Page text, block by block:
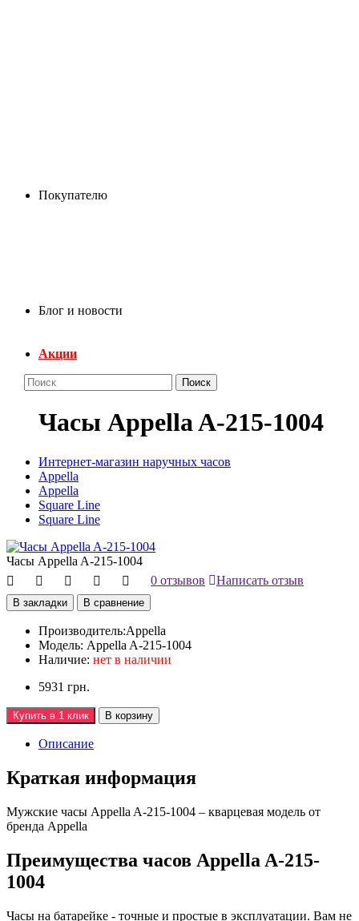
Покупателю
Блог и новости
Акции
Поиск
Часы Appella A-215-1004
Интернет-магазин наручных часов
Appella
Appella
Square Line
Square Line
Часы Appella A-215-1004
0 отзывов
Написать отзыв
В закладки В сравнение
Производитель:Appella
Модель: Appella A-215-1004
Наличие: нет в наличии
5931 грн.
Купить в 1 клик В корзину
Описание
Краткая информация
Мужские часы Appella A-215-1004 – кварцевая модель от
бренда Appella
Преимущества часов Appella A-215-
1004
Часы на батарейке - точные и простые в эксплуатации. Вам не